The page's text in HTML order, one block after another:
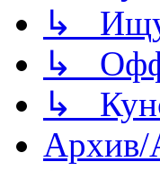
↳ Ищу
↳
↳
Архив/